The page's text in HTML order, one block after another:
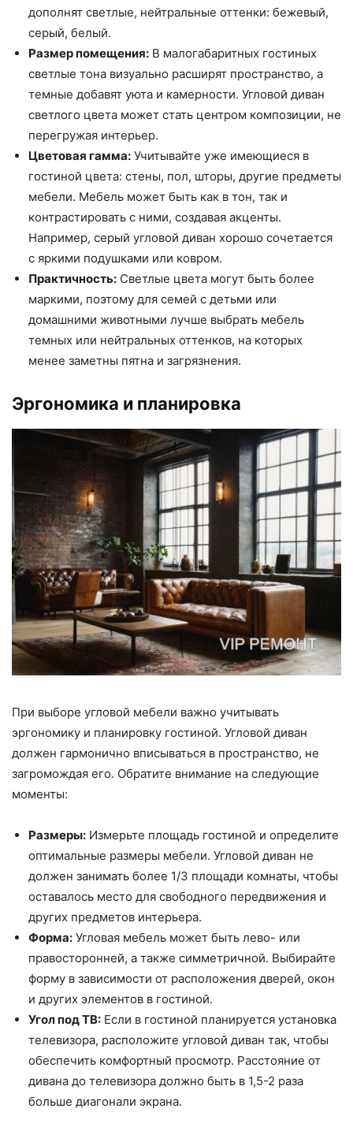
дополнят светлые, нейтральные оттенки: бежевый,
серый, белый.
Размер помещения: В малогабаритных гостиных
светлые тона визуально расширят пространство, а
темные добавят уюта и камерности. Угловой диван
светлого цвета может стать центром композиции, не
перегружая интерьер.
Цветовая гамма: Учитывайте уже имеющиеся в
гостиной цвета: стены, пол, шторы, другие предметы
мебели. Мебель может быть как в тон, так и
контрастировать с ними, создавая акценты.
Например, серый угловой диван хорошо сочетается
с яркими подушками или ковром.
Практичность: Светлые цвета могут быть более
маркими, поэтому для семей с детьми или
домашними животными лучше выбрать мебель
темных или нейтральных оттенков, на которых
менее заметны пятна и загрязнения.
Эргономика и планировка
При выборе угловой мебели важно учитывать
эргономику и планировку гостиной. Угловой диван
должен гармонично вписываться в пространство, не
загромождая его. Обратите внимание на следующие
моменты:
Размеры: Измерьте площадь гостиной и определите
оптимальные размеры мебели. Угловой диван не
должен занимать более 1/3 площади комнаты, чтобы
оставалось место для свободного передвижения и
других предметов интерьера.
Форма: Угловая мебель может быть лево- или
правосторонней, а также симметричной. Выбирайте
форму в зависимости от расположения дверей, окон
и других элементов в гостиной.
Угол под ТВ: Если в гостиной планируется установка
телевизора, расположите угловой диван так, чтобы
обеспечить комфортный просмотр. Расстояние от
дивана до телевизора должно быть в 1,5-2 раза
больше диагонали экрана.